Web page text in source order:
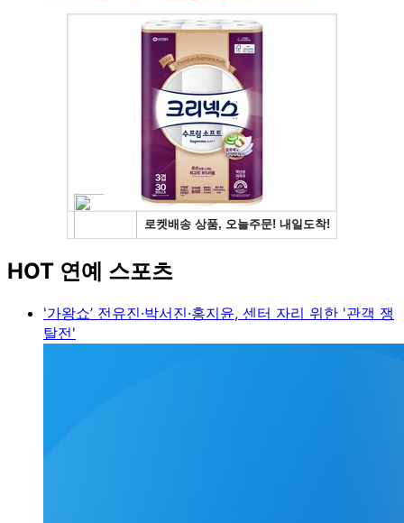
HOT 연예 스포츠
'가왕쇼’ 전유진·박서진·홍지윤, 센터 자리 위한 '관객 쟁
탈전'